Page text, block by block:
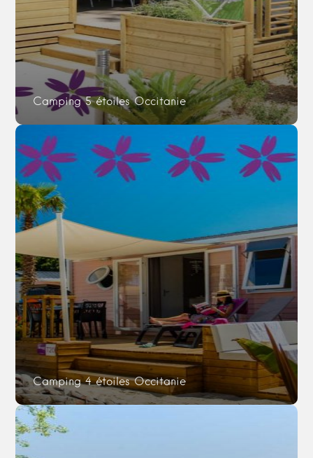
Camping 5 étoiles Occitanie
Camping 4 étoiles Occitanie